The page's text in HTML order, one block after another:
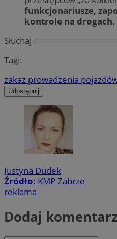
funkcjonariusze,
kontrole na drogach.
Słuchaj
Tagi:
zakaz prowadzenia
Udostępnij
Justyna Dudek
Źródło: KMP Zabrze
reklama
Dodaj komentarz